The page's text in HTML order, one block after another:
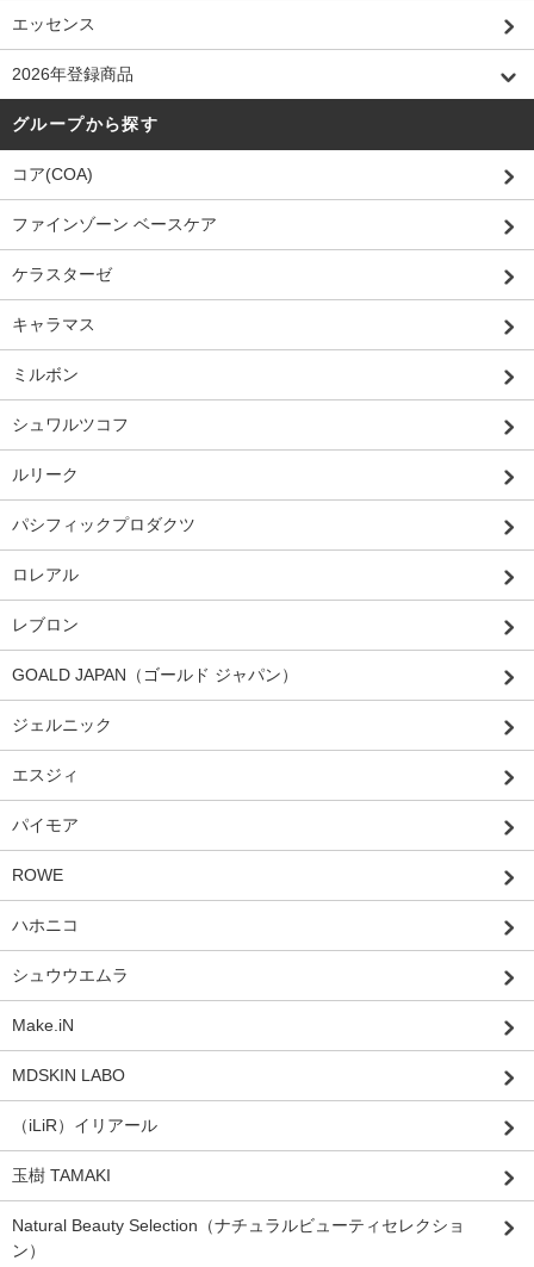
エッセンス
2026年登録商品
グループから探す
コア(COA)
ファインゾーン ベースケア
ケラスターゼ
キャラマス
ミルボン
シュワルツコフ
ルリーク
パシフィックプロダクツ
ロレアル
レブロン
GOALD JAPAN（ゴールド ジャパン）
ジェルニック
エスジィ
パイモア
ROWE
ハホニコ
シュウウエムラ
Make.iN
MDSKIN LABO
（iLiR）イリアール
玉樹 TAMAKI
Natural Beauty Selection（ナチュラルビューティセレクショ
ン）